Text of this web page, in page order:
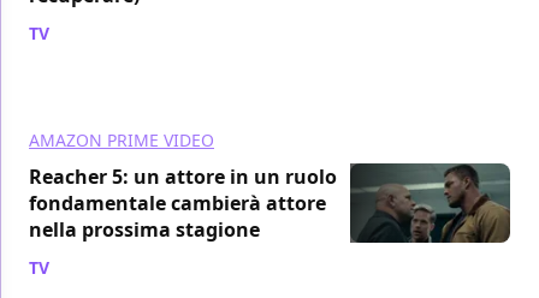
TV
AMAZON PRIME VIDEO
Reacher 5: un attore in un ruolo
fondamentale cambierà attore
nella prossima stagione
TV